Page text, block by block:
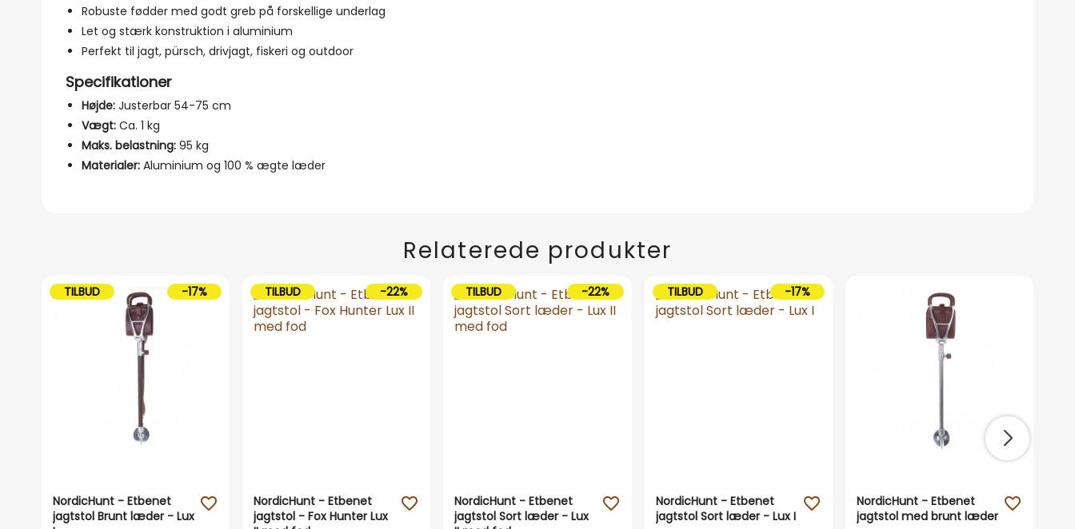
Robuste fødder med godt greb på forskellige underlag
Let og stærk konstruktion i aluminium
Perfekt til jagt, pürsch, drivjagt, fiskeri og outdoor
Specifikationer
Højde: Justerbar 54-75 cm
Vægt: Ca. 1 kg
Maks. belastning: 95 kg
Materialer: Aluminium og 100 % ægte læder
Relaterede produkter
NordicHunt - Etbenet
jagtstol Brunt læder - Lux
favorite_outline
TILBUD -17%
NordicHunt - Etbenet
jagtstol - Fox Hunter Lux
favorite_outline
TILBUD -22%
NordicHunt - Etbenet
jagtstol Sort læder - Lux
favorite_outline
TILBUD -22%
NordicHunt - Etbenet
jagtstol Sort læder - Lux I
favorite_outline
TILBUD -17%
NordicHunt - Etbenet
jagtstol med brunt læder
favorite_outline